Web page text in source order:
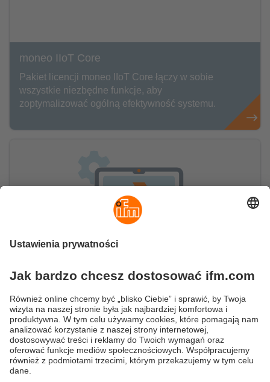
moneo IIoT Core
Pakiet licencji moneo IIoT Core łączy w sobie
wszystkie niezbędne funkcje, aby
zoptymalizować ogólną efektywność systemu.
moneo IIoT Insights
Dodatek moneo IIoT Insights zawiera
inteligentne, wspierane przez sztuczną
inteligencję funkcje do optymalizacji procesów,
łańcuchów dostaw i bezpieczeństwa.